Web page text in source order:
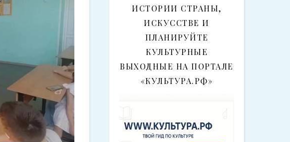
ИСТОРИИ СТРАНЫ,
ИСКУССТВЕ И
ПЛАНИРУЙТЕ
КУЛЬТУРНЫЕ
ВЫХОДНЫЕ НА ПОРТАЛЕ
«КУЛЬТУРА.РФ»